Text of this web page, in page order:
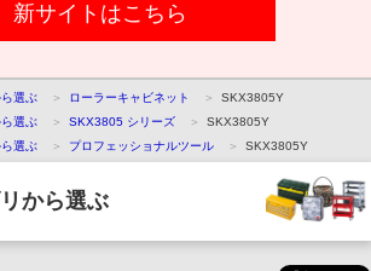
新サイトはこちら
選ぶ ローラーキャビネット
SKX3805Y
選ぶ SKX3805 シリーズ
SKX3805Y
選ぶ プロフェッショナルツール SKX3805Y
から選ぶ